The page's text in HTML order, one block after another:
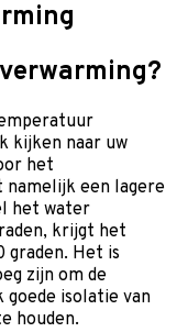
kijken naar uw
het
namelijk een lagere
het water
krijgt het
Het is
zijn om de
goede isolatie van
houden.